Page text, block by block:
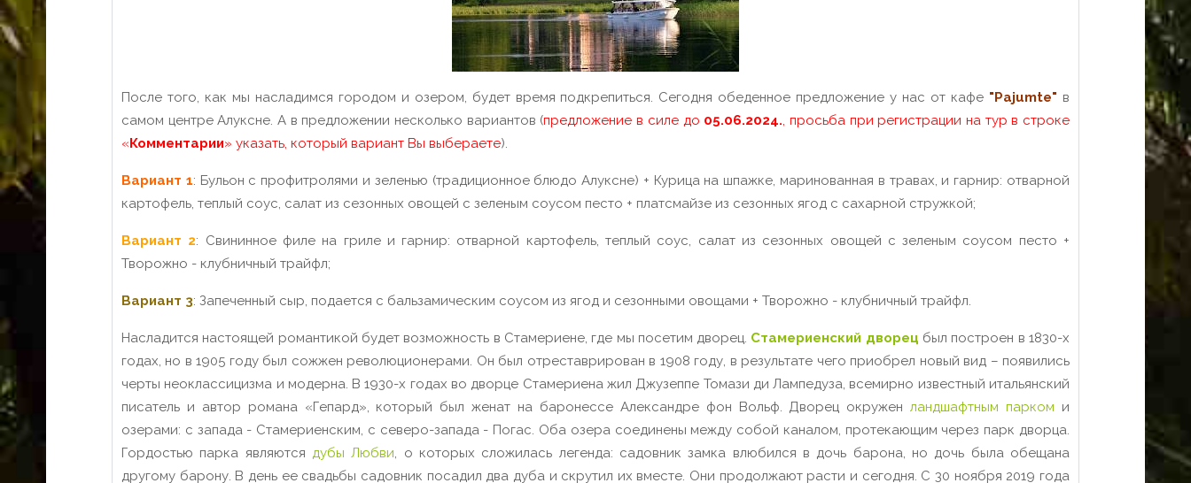
После того, как мы насладимся городом и озером, будет время подкрепиться. Сегодня обеденное предложение у нас от кафе "Pajumte" в
самом центре Алуксне. А в предложении несколько вариантов (предложение в силе до 05.06.2024., просьба при регистрации на тур в строке
«Комментарии» указать, который вариант Вы выбераете).
Вариант 1: Бульон с профитролями и зеленью (традиционное блюдо Алуксне) + Курица на шпажке, маринованная в травах, и гарнир: отварной
картофель, теплый соус, салат из сезонных овощей с зеленым соусом песто + платсмайзе из сезонных ягод с сахарной стружкой;
Вариант 2: Свининное филе на гриле и гарнир: отварной картофель, теплый соус, салат из сезонных овощей с зеленым соусом песто +
Творожно - клубничный трайфл;
Вариант 3: Запеченный сыр, подается с бальзамическим соусом из ягод и сезонными овощами + Творожно - клубничный трайфл.
Насладится настоящей романтикой будет возможность в Стамериене, где мы посетим дворец. Стамериенский дворец был построен в 1830-х
годах, но в 1905 году был сожжен революционерами. Он был отреставрирован в 1908 году, в результате чего приобрел новый вид – появились
черты неоклассицизма и модерна. В 1930-х годах во дворце Стамериена жил Джузеппе Томази ди Лампедуза, всемирно известный итальянский
писатель и автор романа «Гепард», который был женат на баронессе Александре фон Вольф. Дворец окруженландшафтным парком и
озерами: с запада - Стамериенским, с северо-запада - Погас. Оба озера соединены между собой каналом, протекающим через парк дворца.
Гордостью парка являются дубы Любви, о которых сложилась легенда: садовник замка влюбился в дочь барона, но дочь была обещана
другому барону. В день ее свадьбы садовник посадил два дуба и скрутил их вместе. Они продолжают расти и сегодня. С 30 ноября 2019 года